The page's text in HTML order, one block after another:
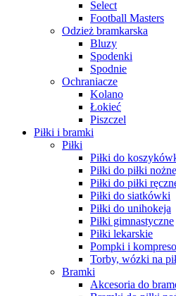
Select
Football Masters
Odzież bramkarska
Bluzy
Spodenki
Spodnie
Ochraniacze
Kolano
Łokieć
Piszczel
Piłki i bramki
Piłki
Piłki do
Piłki do piłki
Piłki do piłki
Piłki do siatkówki
Piłki do unihokeja
Piłki gimnastyczne
Piłki lekarskie
Pompki i
Torby, wózki na
Bramki
Akcesoria do